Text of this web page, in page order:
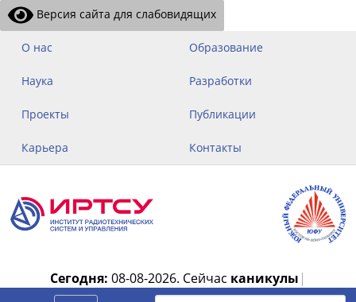
Версия сайта для слабовидящих
О нас Образование
Наука Разработки
Проекты Публикации
Карьера Контакты
Сегодня: 08-08-2026. Сейчас каникулы |